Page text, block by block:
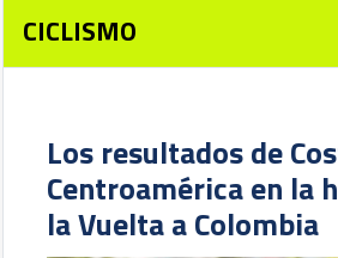
CICLISMO
Los resultados de
Centroamérica en la
la Vuelta a Colombia